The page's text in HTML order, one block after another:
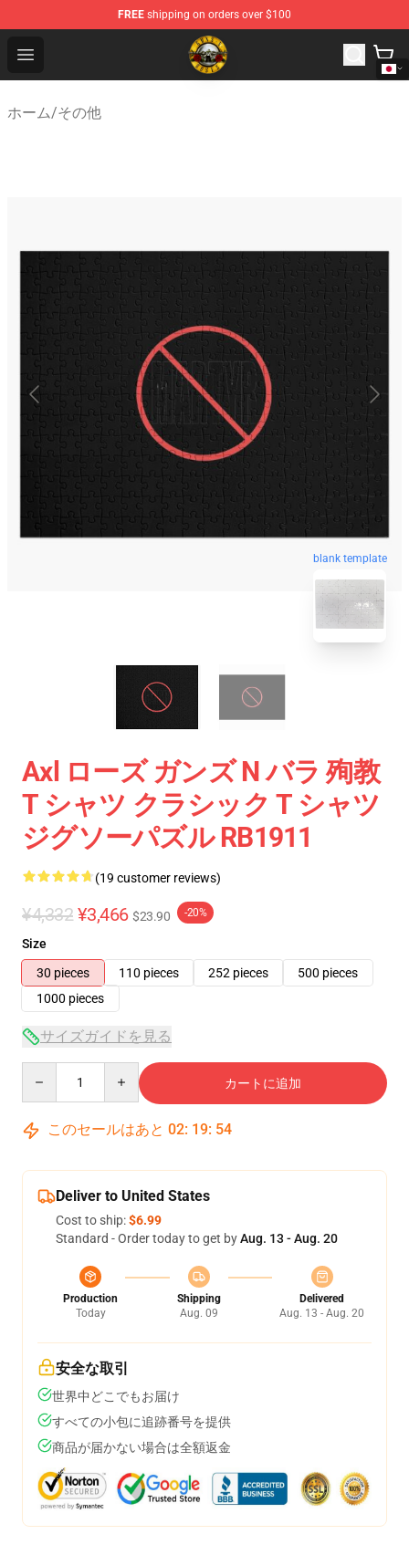
FREE shipping on orders over $100
Open menu
Guns N' Roses Store - Official Guns N' Roses
ホーム/その他
blank template
Axl ローズ ガンズ N バラ 殉教
T シャツ クラシック T シャツ
ジグソーパズル RB1911
(19 customer reviews)
¥4,332 ¥3,466 $23.90 -20%
Size
30 pieces
110 pieces 252 pieces
500 pieces
1000 pieces
サイズガイドを見る
カートに追加
このセールはあと 02: 19: 54
Deliver to United States
Cost to ship:$6.99
Standard - Order today to get byAug. 13 - Aug. 20
Production
Today
Shipping
Aug. 09
Delivered
Aug. 13 - Aug. 20
安全な取引
世界中どこでもお届け
すべての小包に追跡番号を提供
商品が届かない場合は全額返金